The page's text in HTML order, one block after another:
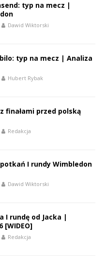
typ na mecz |
Dawid Wiktorski
typ na mecz | Analiza
Hubert Rybak
finałami przed polską
Redakcja
I rundy Wimbledon
Dawid Wiktorski
I rundę od Jacka |
[WIDEO]
Redakcja